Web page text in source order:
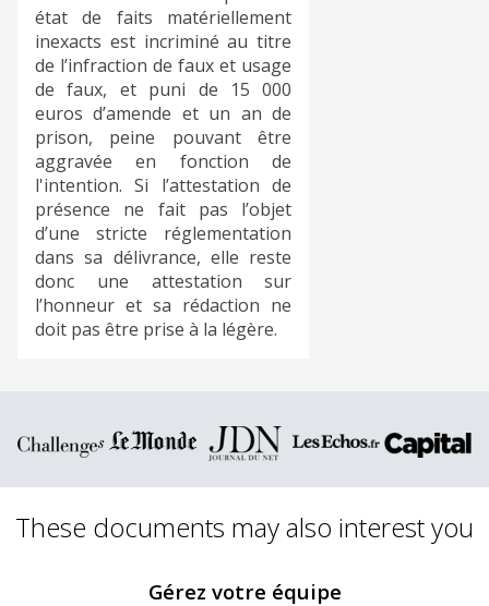
état de faits matériellement
inexacts est incriminé au titre
de l’infraction de faux et usage
de faux, et puni de 15 000
euros d’amende et un an de
prison, peine pouvant être
aggravée en fonction de
l'intention. Si l’attestation de
présence ne fait pas l’objet
d’une stricte réglementation
dans sa délivrance, elle reste
donc une attestation sur
l’honneur et sa rédaction ne
doit pas être prise à la légère.
These documents may also interest you
Gérez votre équipe